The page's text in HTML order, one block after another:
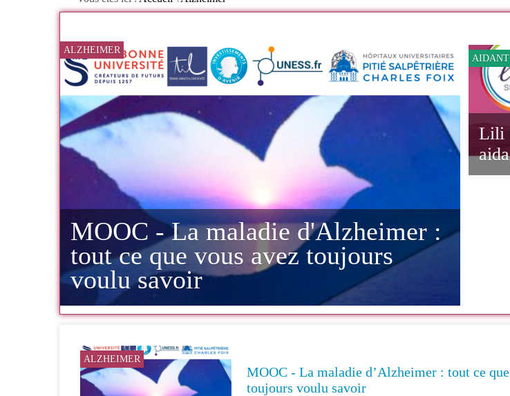
ALZHEIMER
MOOC - La maladie d'Alzheimer :
tout ce que vous avez toujours
voulu savoir
Lili
ALZHEIMER
MOOC - La maladie d’Alzheimer : tout ce
toujours voulu savoir